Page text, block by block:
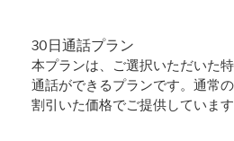
30日通話プラン
本プランは、ご選択いただいた
通話ができるプランです。通常
割引いた価格でご提供しています